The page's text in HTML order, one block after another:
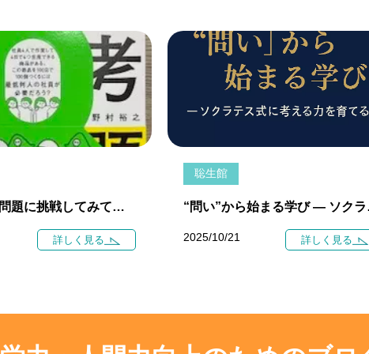
論理的思考問題に挑戦してみて下さい。 ハーバード大学、イェール大学と言った世界的超名門大学生の、全問正解は１７％でした。
詳しく見る
聡生館
“問い
2025/10/21 詳しく見る